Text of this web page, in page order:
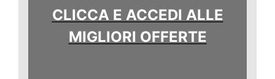
CLICCA E ACCEDI ALLE
MIGLIORI OFFERTE